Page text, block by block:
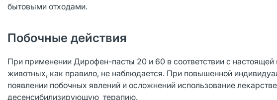
бытовыми отходами.
Побочные действия
При применении Дирофен-пасты 20 и 60 в соответствии с
животных, как правило, не наблюдается. При повышенной
появлении побочных явлений и осложнений использование
десенсибилизирующую терапию.